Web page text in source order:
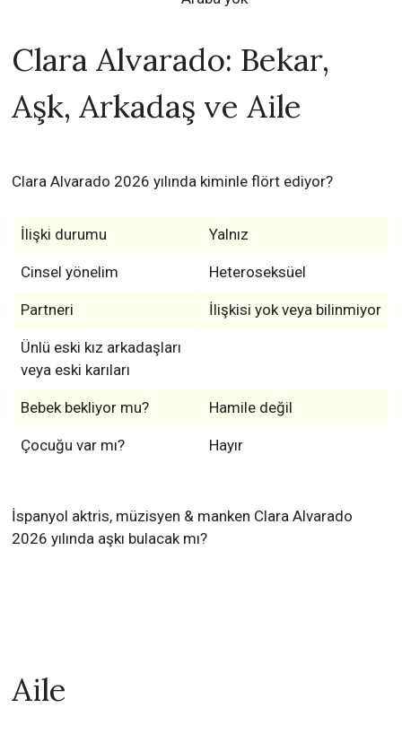
Clara Alvarado: Bekar,
Aşk, Arkadaş ve Aile
Clara Alvarado 2026 yılında kiminle flört ediyor?
İlişki durumu Yalnız
Cinsel yönelim Heteroseksüel
Partneri İlişkisi yok veya bilinmiyor
Ünlü eski kız arkadaşları
veya eski karıları
Bebek bekliyor mu? Hamile değil
Çocuğu var mı? Hayır
İspanyol aktris, müzisyen & manken Clara Alvarado
2026 yılında aşkı bulacak mı?
Aile